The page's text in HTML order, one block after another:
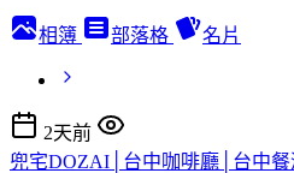
相簿 部落格 名片
2天前
兜宅DOZAI│台中咖啡廳│台中